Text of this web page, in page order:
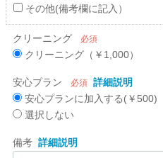
その他(備考欄に記入）
クリーニング 必須
クリーニング（￥1,000）
安心プラン 必須 詳細説明
安心プランに加入する(￥500)
選択しない
備考 詳細説明